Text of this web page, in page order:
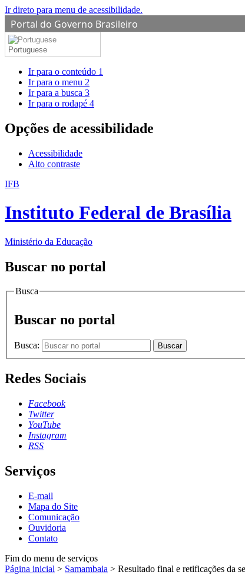
Ir direto para menu de acessibilidade.
Portal do Governo Brasileiro
Portuguese
Ir para o conteúdo 1
Ir para o menu 2
Ir para a busca 3
Ir para o rodapé 4
Opções de acessibilidade
Acessibilidade
Alto contraste
IFB
Instituto Federal de Brasília
Ministério da Educação
Buscar no portal
Busca
Buscar no portal
Busca: Buscar
Redes Sociais
Facebook
Twitter
YouTube
Instagram
RSS
Serviços
E-mail
Mapa do Site
Comunicação
Ouvidoria
Contato
Fim do menu de serviços
Página inicial > Samambaia > Resultado final e retificações da